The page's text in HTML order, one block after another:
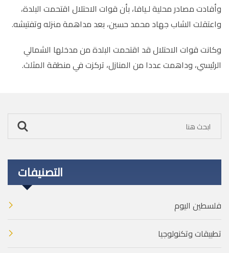
وأفادت مصادر محلية لـيافا، بأن قوات الاحتلال اقتحمت البلدة،
واعتقلت الشاب جهاد محمد حسين، بعد مداهمة منزله وتفتيشه.
وكانت قوات الاحتلال قد اقتحمت البلدة من مدخلها الشمالي
الرئيسي، وداهمت عددا من المنازل، تركزت في منطقة المثلث.
التصنيفات
فلسطين اليوم
تطبيقات وتكنولوجيا